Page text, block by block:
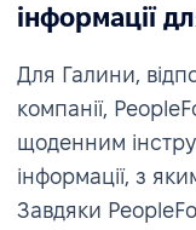
інформації
Для Галини,
компанії,
щоденним
інформації, з
Завдяки